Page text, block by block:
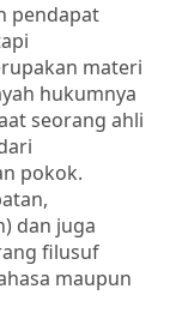
pendapat
materi
hukumnya
seorang ahli
pokok.
dan juga
filusuf
maupun